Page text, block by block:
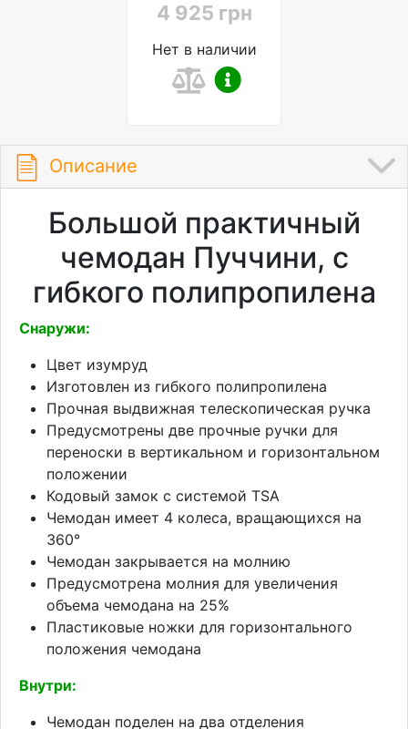
4 925 грн
Нет в наличии
Описание
Большой практичный
чемодан Пуччини, с
гибкого полипропилена
Снаружи:
Цвет изумруд
Изготовлен из гибкого полипропилена
Прочная выдвижная телескопическая ручка
Предусмотрены две прочные ручки для
переноски в вертикальном и горизонтальном
положении
Кодовый замок с системой TSA
Чемодан имеет 4 колеса, вращающихся на
360°
Чемодан закрывается на молнию
Предусмотрена молния для увеличения
объема чемодана на 25%
Пластиковые ножки для горизонтального
положения чемодана
Внутри:
Чемодан поделен на два отделения